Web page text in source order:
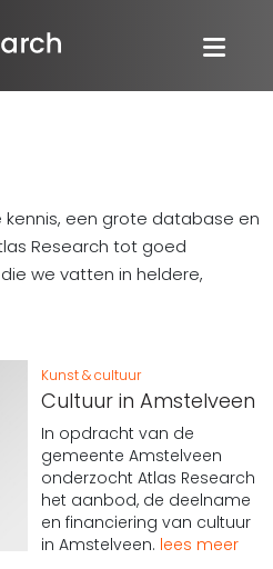
een grote database en
Research tot goed
we vatten in heldere,
Kunst & cultuur
Cultuur in Amstelveen
In opdracht van de
gemeente Amstelveen
onderzocht Atlas Research
het aanbod, de deelname
en financiering van cultuur
in Amstelveen. lees meer